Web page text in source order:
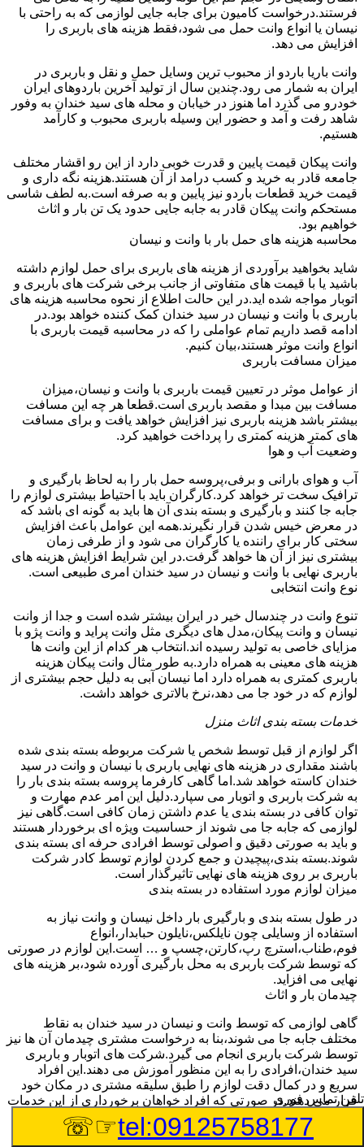
فرستند.درخواست کامیون برای جابه جایی لوازمی که به راحتی با
نیسان یا انواع وانت حمل می شود،فقط هزینه های باربری را
افزایش می دهد.
وانت باریا باردو از محبوب ترین وسایل حمل و نقل و باربری در
ایران به شمار می رود.چندین سال از تولید آخرین باردوهای ایران
خودرو می گذرد اما هنوز در خیابان و محله های سید خندان به وفور
شاهد رفت و آمد و حضور این وسیله باربری محبوب و کارآمد
هستیم.
وانت پیکان قیمت پایین و قدرت خوبی دارد از این رو اقشار مختلف
جامعه قادر به خرید و کسب درامد از آن هستند.هزینه نگه داری و
قیمت خرید قطعات باردو نیز پایین و به صرفه است.به لطف شاسی
مستحکم وانت پیکان قادر به جابه جایی حدود یک تن بار و اثاث
خواهیم بود.
محاسبه هزینه های حمل بار با وانت و نیسان
شاید بخواهید برآوردی از هزینه های باربری برای حمل لوازم داشته
باشید یا با قیمت های متفاوتی از جانب برخی شرکت های باربری و
اتوبار مواجه شده اید.در این حالت اطلاع از نحوه محاسبه هزینه های
باربری با وانت و نیسان در سید خندان کمک کننده خواهد بود.در
ادامه قصد داریم تمام عواملی را که در محاسبه قیمت باربری با
انواع وانت موثر هستند،بیان کنیم.
میزان مسافت باربری
از عوامل موثر در تعیین قیمت باربری با وانت و نیسان،میزان
مسافت بین مبدا و مقصد باربری است.قطعا هر چه این مسافت
بیشتر باشد هزینه باربری نیز افزایش خواهد یافت و برای مسافت
های کمتر هزینه کمتری را پرداخت خواهید کرد.
وضعیت آب و هوا
آب و هوای بارانی و برفی،پروسه حمل بار را به لحاظ بارگیری و
ترافیک سخت تر خواهد کرد.کارگران باید با احتیاط بیشتری لوازم را
جابه جا کنند و بارگیری و بسته بندی آن ها باید به گونه ای باشد که
در معرض خیس شدن قرار نگیرند.همه این عوامل باعث افزایش
سختی کار برای راننده یا کارگران می شود و از طرفی زمان
بیشتری نیز از آن ها خواهد گرفت.در این شرایط افزایش هزینه های
باربری نهایی با وانت و نیسان در سید خندان امری طبیعی است.
نوع وانت انتخابی
تنوع وانت در چندسال خیر در ایران بیشتر شده است و جدا از وانت
نیسان و وانت پیکان،مدل های دیگری مثل وانت پراید و وانت پژو با
مزایای خاصی به تولید رسیده اند.انتخاب هر کدام از این وانت ها
هزینه های معینی به همراه دارد.به طور مثال وانت پیکان هزینه
باربری کمتری به همراه دارد اما نیسان آبی به دلیل حجم بیشتری از
لوازم که در خود جا می دهد،نرخ بالاتری خواهد داشت.
خدمات بسته بندی اثاث منزل
اگر لوازم از قبل توسط شخص یا شرکت مربوطه بسته بندی شده
باشند مقداری در هزینه های نهایی باربری با نیسان و وانت در سید
خندان کاسته خواهد شد.اما گاهی کارفرما پروسه بسته بندی بار را
به شرکت باربری و اتوبار می سپارد.دلیل این امر عدم مهارت و
توان کافی در بسته بندی یا عدم داشتن زمان کافی است.گاهی نیز
لوازمی که جابه جا می شوند از حساسیت ویژه ای برخوردار هستند
و باید به صورتی دقیق و اصولی توسط افرادی حرفه ای بسته بندی
شوند.بسته بندی،پیچیدن و جمع کردن لوازم توسط کادر شرکت
باربری بر روی هزینه های نهایی تاثیرگذار است.
میزان لوازم مورد استفاده در بسته بندی
در طول بسته بندی و بارگیری بار داخل نیسان و وانت نیاز به
استفاده از وسایلی چون نایلکس،نایلون حبابدار،انواع
فوم،طناب،استرچ رپ،کارتن،چسپ و … است.این لوازم در صورتی
که توسط شرکت باربری به محل بارگیری آورده شود،بر هزینه های
نهایی می افزاید.
چیدمان بار و اثاث
گاهی لوازمی که توسط وانت و نیسان در سید خندان به نقاط
مختلف جابه جا می شوند،بنا به درخواست مشتری چیدمان آن ها نیز
توسط شرکت باربری انجام می گیرد.شرکت های اتوبار و باربری
سید خندان،افرادی را به این منظور آموزش می دهند.این افراد
سریع و در کمال دقت لوازم را طبق سلیقه مشتری در مکان خود
قرار می دهند.در صورتی که افراد خواهان برخورداری از این خدمات
باشند،باید هزینه های باربری بیشتری پرداخت کنند.
تعداد کارگران درخواستی
تلفن تماس فوری
tel:09125758177
☞☏